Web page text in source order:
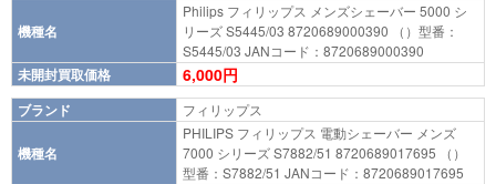
機種名
Philips フィリップス メンズシェーバー 5000 シ
リーズ S5445/03 8720689000390 （）型番：
S5445/03 JANコード：8720689000390
未開封買取価格 6,000円
ブランド フィリップス
機種名
PHILIPS フィリップス 電動シェーバー メンズ
7000 シリーズ S7882/51 8720689017695 （）
型番：S7882/51 JANコード：8720689017695